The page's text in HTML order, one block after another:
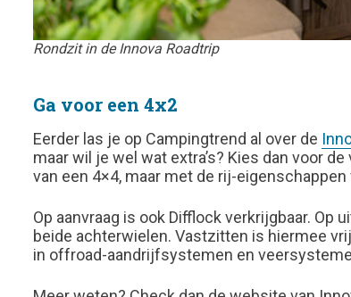
Rondzit in de Innova Roadtrip
Ga voor een 4x2
Eerder las je op Campingtrend al over de
maar wil je wel wat extra’s? Kies dan voor
van een 4×4, maar met de rij-
Op aanvraag is ook Difflock verkrijgbaar.
beide achterwielen. Vastzitten is hiermee
in offroad-aandrijfsystemen en